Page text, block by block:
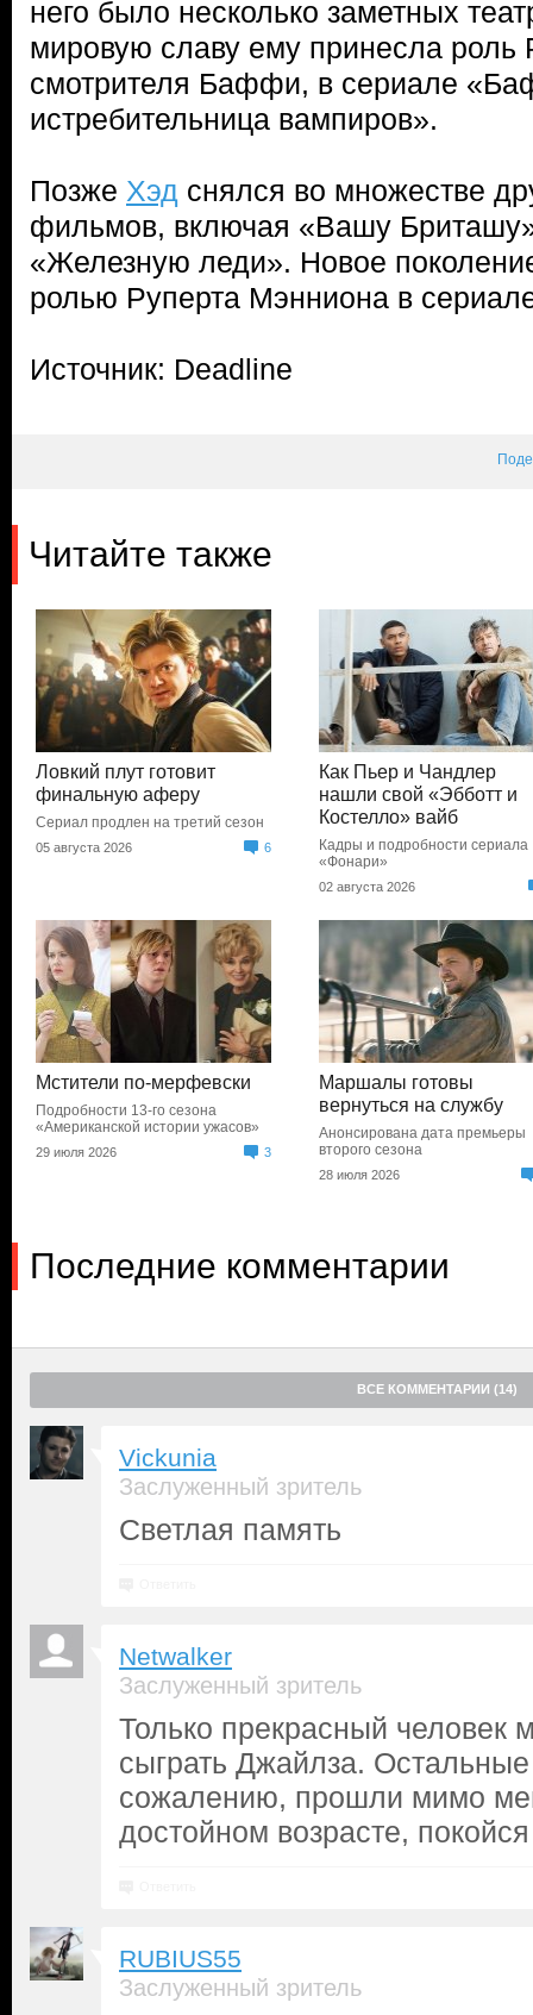
него было несколько заметных
мировую славу ему принесла роль
смотрителя Баффи, в сериале
истребительница вампиров».
Позже Хэд снялся во множестве
фильмов, включая «Вашу
«Железную леди». Новое
ролью Руперта Мэнниона в
Источник: Deadline
Читайте также
Ловкий плут готовит
финальную аферу
Сериал продлен на третий сезон
05 августа 2026 6
Как Пьер и Чандлер
нашли свой «Эбботт и
Костелло» вайб
Кадры и подробности сериала
«Фонари»
02 августа 2026
Мстители по-мерфевски
Подробности 13-го сезона
«Американской истории ужасов»
29 июля 2026 3
Маршалы готовы
вернуться на службу
Анонсирована дата премьеры
второго сезона
28 июля 2026
Последние комментарии
ВСЕ КОММЕНТАРИИ (14)
Vickunia
Заслуженный зритель
Светлая память
Netwalker
Заслуженный зритель
Только прекрасный человек
сыграть Джайлза.
сожалению, прошли мимо
достойном возрасте,
RUBIUS55
Заслуженный зритель